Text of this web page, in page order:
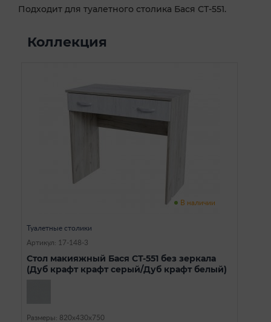
Подходит для туалетного столика Бася СТ-551.
Коллекция
В наличии
Туалетные столики
Артикул: 17-148-3
Стол макияжный Бася СТ-551 без зеркала
(Дуб крафт крафт серый/Дуб крафт белый)
Размеры: 820х430х750